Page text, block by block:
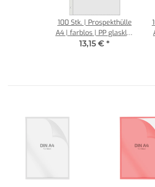
100 Stk. | Prospekthülle
A4 | farblos | PP glasklar
0,080 mm | REIF
13,15 € *